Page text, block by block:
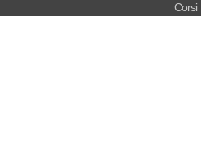
Corsi